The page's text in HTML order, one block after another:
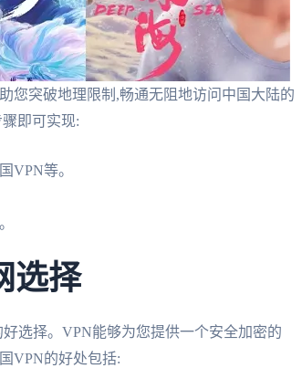
您突破地理限制,畅通无阻地访问中国大陆的
即可实现:
VPN等。
选择
选择。VPN能够为您提供一个安全加密的
VPN的好处包括: